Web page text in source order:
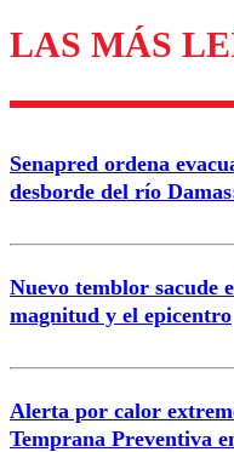
Los comentarios
Correo
LAS MÁS
Senapred ordena
desborde del río
Nuevo temblor sacude
magnitud y el epicentro
Alerta por calor
Temprana Preventiva